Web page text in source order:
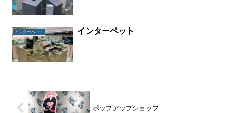
インターペット インターペット
ポップアップショップ